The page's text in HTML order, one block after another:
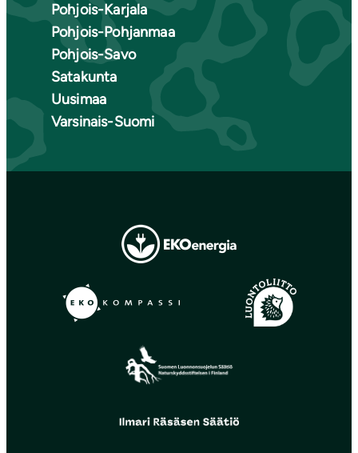
Pohjois-Karjala
Pohjois-Pohjanmaa
Pohjois-Savo
Satakunta
Uusimaa
Varsinais-Suomi